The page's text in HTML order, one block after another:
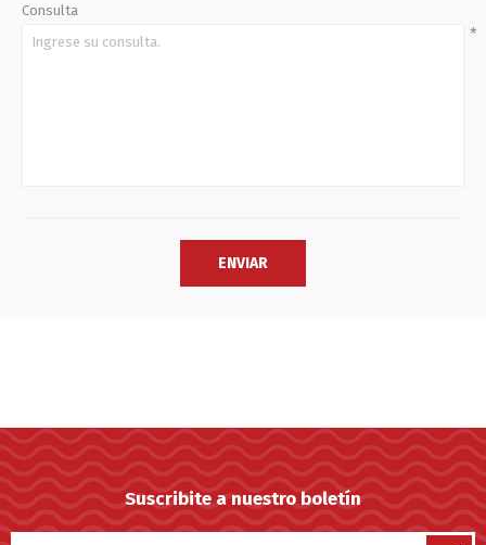
Consulta
*
Suscribite a nuestro boletín